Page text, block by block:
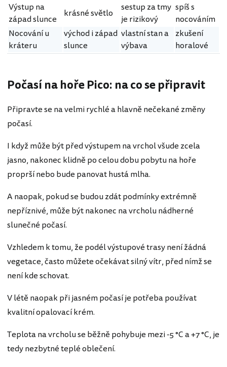
Výstup na
západ slunce
krásné světlo
sestup za tmy
je rizikový
spíš s
nocováním
Nocování u
kráteru
východ i západ
slunce
vlastní stan a
výbava
zkušení
horalové
Počasí na hoře Pico: na co se připravit
Připravte se na velmi rychlé a hlavně nečekané změny
počasí.
I když může být před výstupem na vrchol všude zcela
jasno, nakonec klidně po celou dobu pobytu na hoře
proprší nebo bude panovat hustá mlha.
A naopak, pokud se budou zdát podmínky extrémně
nepříznivé, může být nakonec na vrcholu nádherné
slunečné počasí.
Vzhledem k tomu, že podél výstupové trasy není žádná
vegetace, často můžete očekávat silný vítr, před nímž se
není kde schovat.
V létě naopak při jasném počasí je potřeba používat
kvalitní opalovací krém.
Teplota na vrcholu se běžně pohybuje mezi -5 °C a +7 °C, je
tedy nezbytné teplé oblečení.